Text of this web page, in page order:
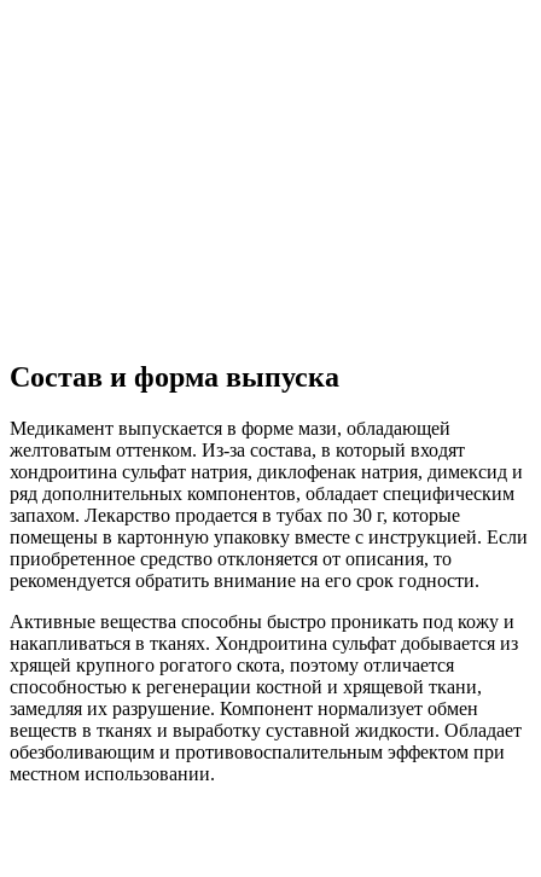
Состав и форма выпуска
Медикамент выпускается в форме мази, обладающей
желтоватым оттенком. Из-за состава, в который входят
хондроитина сульфат натрия, диклофенак натрия, димексид и
ряд дополнительных компонентов, обладает специфическим
запахом. Лекарство продается в тубах по 30 г, которые
помещены в картонную упаковку вместе с инструкцией. Если
приобретенное средство отклоняется от описания, то
рекомендуется обратить внимание на его срок годности.
Активные вещества способны быстро проникать под кожу и
накапливаться в тканях. Хондроитина сульфат добывается из
хрящей крупного рогатого скота, поэтому отличается
способностью к регенерации костной и хрящевой ткани,
замедляя их разрушение. Компонент нормализует обмен
веществ в тканях и выработку суставной жидкости. Обладает
обезболивающим и противовоспалительным эффектом при
местном использовании.